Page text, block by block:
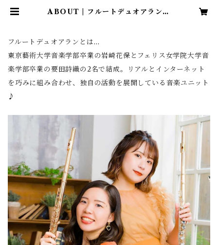
ABOUT | フルートデュオアラン・
フルートデュオアランとは…
東京藝術大学音楽学部卒業の岩崎花保とフェリス女学院大学音
楽学部卒業の要田詩織の2名で結成。リアルとインターネット
を巧みに組み合わせ、独自の活動を展開している音楽ユニット
♪